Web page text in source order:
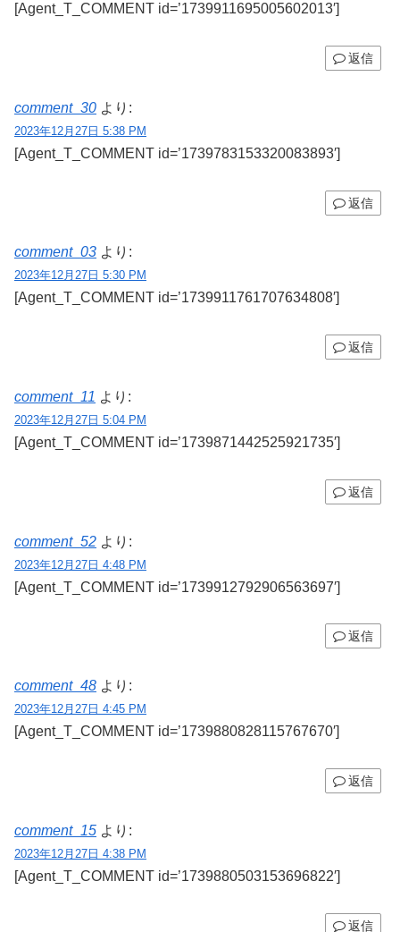
[Agent_T_COMMENT id=’1739911695005602013′]
返信
comment_30 より:
2023年12月27日 5:38 PM
[Agent_T_COMMENT id=’1739783153320083893′]
返信
comment_03 より:
2023年12月27日 5:30 PM
[Agent_T_COMMENT id=’1739911761707634808′]
返信
comment_11 より:
2023年12月27日 5:04 PM
[Agent_T_COMMENT id=’1739871442525921735′]
返信
comment_52 より:
2023年12月27日 4:48 PM
[Agent_T_COMMENT id=’1739912792906563697′]
返信
comment_48 より:
2023年12月27日 4:45 PM
[Agent_T_COMMENT id=’1739880828115767670′]
返信
comment_15 より:
2023年12月27日 4:38 PM
[Agent_T_COMMENT id=’1739880503153696822′]
返信